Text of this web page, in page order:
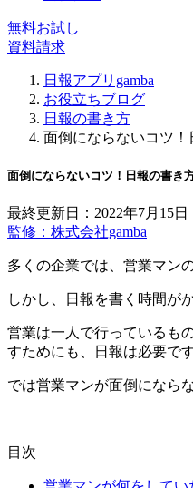
無料お試し
資料請求
日報アプリgamba
お役立ちブログ
日報の書き方
面倒にならないコツ
面倒にならないコツ！日報の書き
最終更新日：2022年7月15日
監修：株式会社gamba
多くの企業では、営業マン
しかし、日報を書く時間が
営業は一人で行っているも
すためにも、日報は必要です
では営業マンが面倒になら
目次